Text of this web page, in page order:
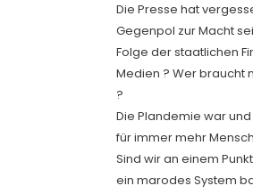
Die Presse hat
Gegenpol zur Macht
Folge der staatlichen
Medien ? Wer braucht
?
Die Plandemie war
für immer mehr
Sind wir an einem
ein marodes System